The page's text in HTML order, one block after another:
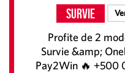
Survie
Profite de 2
Survie &amp;
Pay2Win 🔥 +500